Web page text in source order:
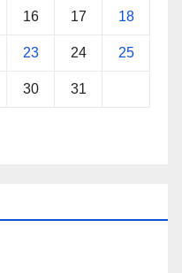
16 17 18
23 24 25
30 31